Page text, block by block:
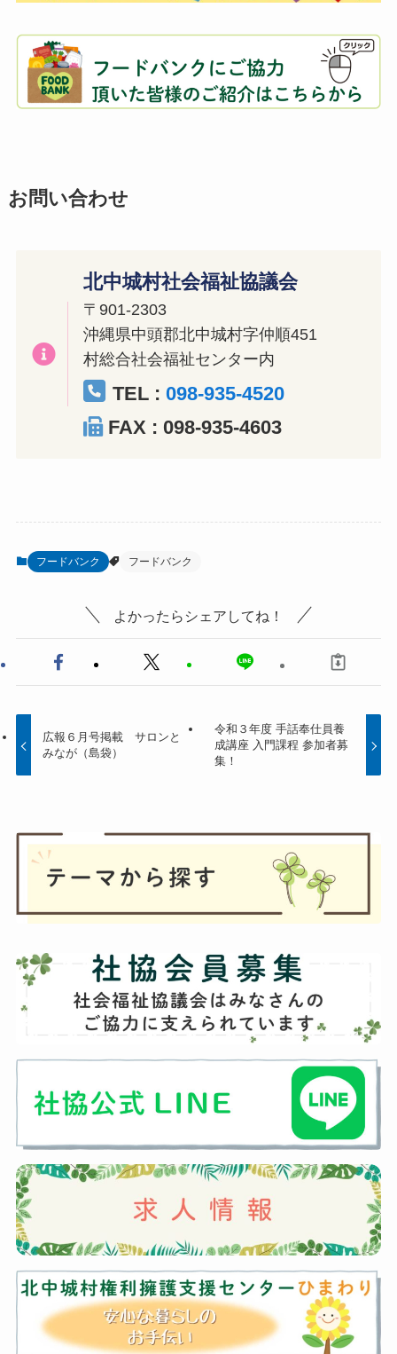
お問い合わせ
北中城村社会福祉協議会
〒901-2303
沖縄県中頭郡北中城村字仲順451
村総合社会福祉センター内
TEL :098-935-4520
FAX : 098-935-4603
フードバンク フードバンク
よかったらシェアしてね！
広報６月号掲載 サロンと
みなが（島袋）
令和３年度 手話奉仕員養
成講座 入門課程 参加者募
集！